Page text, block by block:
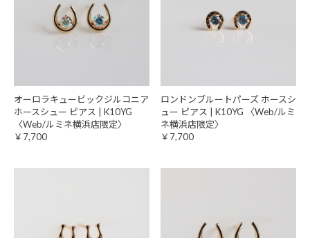
オーロラキュービックジルコニア
ホースシュー ピアス | K10YG
〈Web/ルミネ横浜店限定〉
￥7,700
ロンドンブルートパーズ ホースシ
ュー ピアス | K10YG 〈Web/ルミ
ネ横浜店限定〉
￥7,700